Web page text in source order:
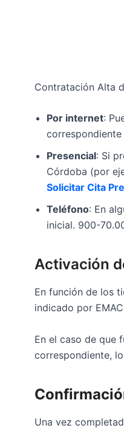
Contratación Alta
Por internet:
Presencial: Si
Córdoba (por
Solicitar Cita
Teléfono: En
inicial. 900-
Activación
En función de los
indicado por
En el caso de que
correspondiente,
Una vez